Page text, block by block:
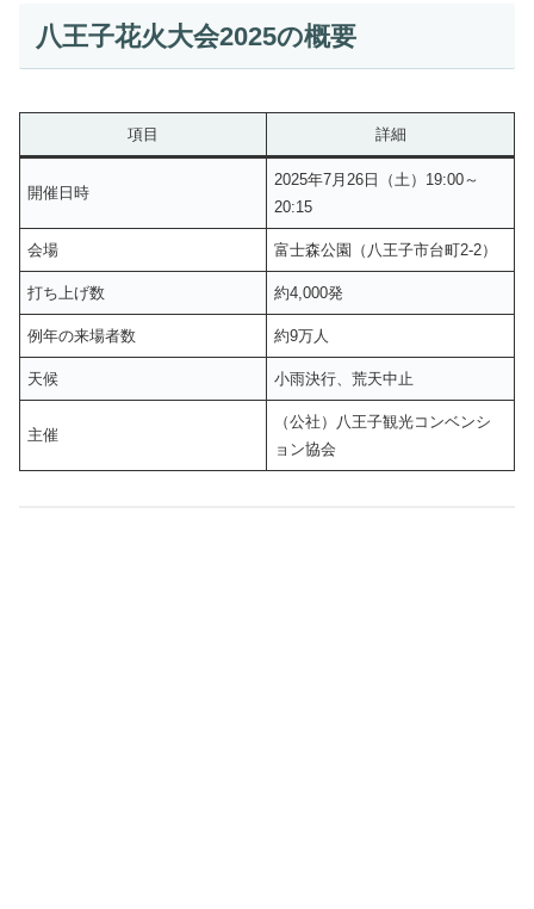
八王子花火大会2025の概要
項目 詳細
開催日時
2025年7月26日（土）19:00～
20:15
会場 富士森公園（八王子市台町2-2）
打ち上げ数 約4,000発
例年の来場者数 約9万人
天候 小雨決行、荒天中止
主催
（公社）八王子観光コンベンシ
ョン協会